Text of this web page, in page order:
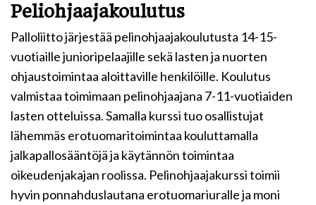
Peliohjaajakoulutus
Palloliitto järjestää pelinohjaajakoulutusta 14-15-
vuotiaille junioripelaajille sekä lasten ja nuorten
ohjaustoimintaa aloittaville henkilöille. Koulutus
valmistaa toimimaan pelinohjaajana 7-11-vuotiaiden
lasten otteluissa. Samalla kurssi tuo osallistujat
lähemmäs erotuomaritoimintaa kouluttamalla
jalkapallosääntöjä ja käytännön toimintaa
oikeudenjakajan roolissa. Pelinohjaajakurssi toimii
hyvin ponnahduslautana erotuomariuralle ja moni